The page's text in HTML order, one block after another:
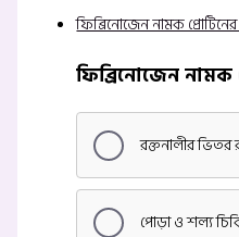
ফিব্রিনোজেন নামক
ফিব্রিনোজেন
রক্তনালীর ভিতর
পোড়া ও শল্য